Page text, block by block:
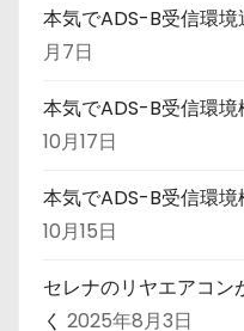
本気でADS-B受信環
月7日
本気でADS-B受信環
10月17日
本気でADS-B受信環
10月15日
セレナのリヤエアコン
く 2025年8月3日